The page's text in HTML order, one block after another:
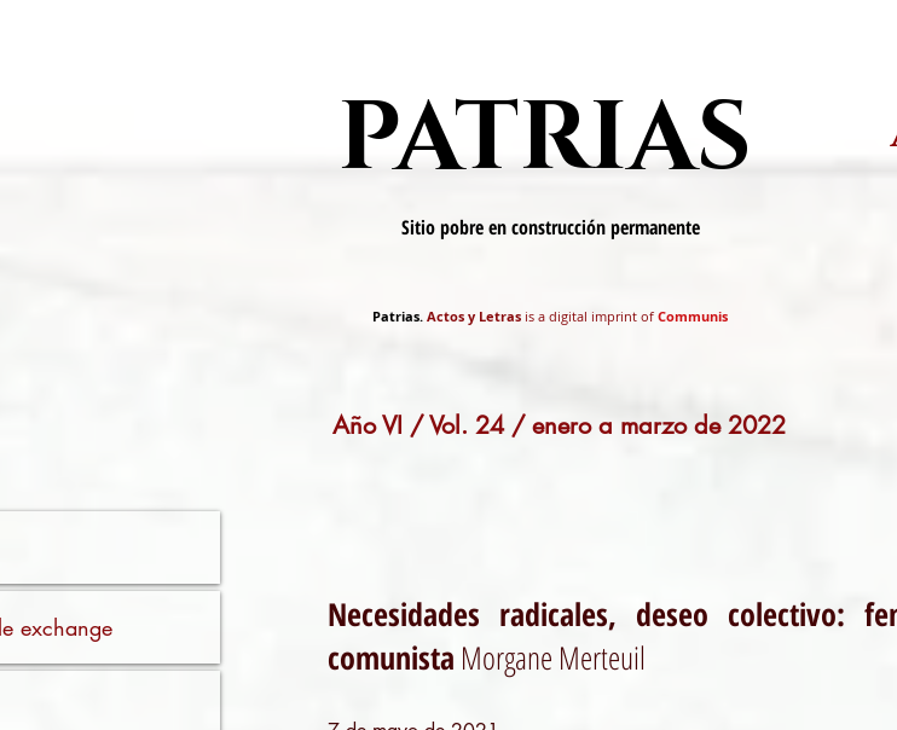
PATRIAS
Sitio pobre en construcción permanente
Patrias. Actos y Letras is a digital imprint of Communis
Año VI / Vol. 24 / enero a marzo de 2022
Necesidades radicales, deseo colectivo:
comunista Morgane Merteuil
exchange